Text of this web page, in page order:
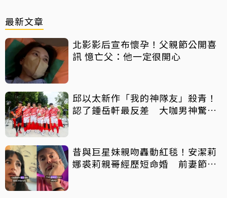
最新文章
北影影后宣布懷孕！父親節公開喜
訊 憶亡父：他一定很開心
邱以太新作「我的神隊友」殺青！
認了鍾岳軒最反差 大咖男神驚喜
昔與巨星妹親吻轟動紅毯！安潔莉
娜裘莉親哥經歷短命婚 前妻節目